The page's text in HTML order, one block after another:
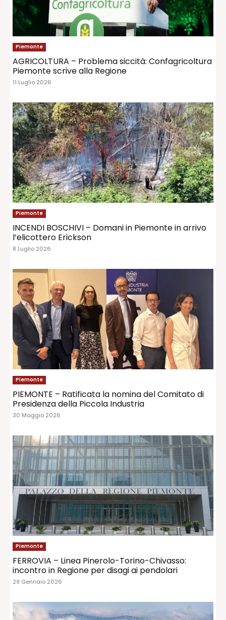
Piemonte
AGRICOLTURA – Problema siccità: Confagricoltura
Piemonte scrive alla Regione
11 Luglio 2026
Piemonte
INCENDI BOSCHIVI – Domani in Piemonte in arrivo
l’elicottero Erickson
8 Luglio 2026
Piemonte
PIEMONTE – Ratificata la nomina del Comitato di
Presidenza della Piccola Industria
30 Maggio 2026
Piemonte
FERROVIA – Linea Pinerolo-Torino-Chivasso:
incontro in Regione per disagi ai pendolari
29 Gennaio 2026